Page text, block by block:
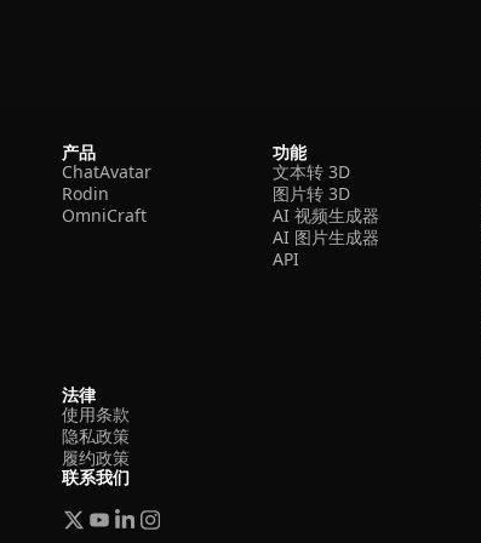
产品
ChatAvatar
Rodin
OmniCraft
功能
文本转 3D
图片转 3D
AI 视频生成器
AI 图片生成器
API
法律
使用条款
隐私政策
履约政策
联系我们